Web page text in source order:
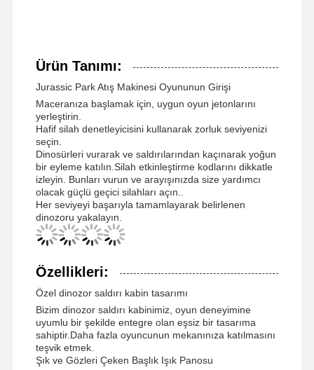
Ürün Tanımı:
Jurassic Park Atış Makinesi Oyununun Girişi
Maceranıza başlamak için, uygun oyun jetonlarını
yerleştirin.
Hafif silah denetleyicisini kullanarak zorluk seviyenizi
seçin.
Dinosürleri vurarak ve saldırılarından kaçınarak yoğun
bir eyleme katılın.Silah etkinleştirme kodlarını dikkatle
izleyin. Bunları vurun ve arayışınızda size yardımcı
olacak güçlü geçici silahları açın..
Her seviyeyi başarıyla tamamlayarak belirlenen
dinozoru yakalayın.
Özellikleri:
Özel dinozor saldırı kabin tasarımı
Bizim dinozor saldırı kabinimiz, oyun deneyimine
uyumlu bir şekilde entegre olan eşsiz bir tasarıma
sahiptir.Daha fazla oyuncunun mekanınıza katılmasını
teşvik etmek.
Şık ve Gözleri Çeken Başlık Işık Panosu